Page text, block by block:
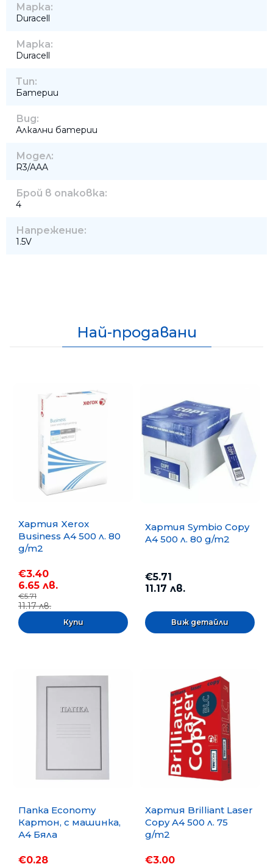
Марка:
Duracell
Марка:
Duracell
Тип:
Батерии
Вид:
Алкални батерии
Модел:
R3/AAA
Брой в опаковка:
4
Напрежение:
1.5V
Най-продавани
Хартия Xerox
Business A4 500 л. 80
g/m2
€3.40
6.65 лв.
€5.71
11.17 лв.
Хартия Symbio Copy
A4 500 л. 80 g/m2
€5.71
11.17 лв.
Виж детайли
Папка Economy
Картон, с машинка,
А4 Бяла
€0.28
Хартия Brilliant Laser
Copy A4 500 л. 75
g/m2
€3.00